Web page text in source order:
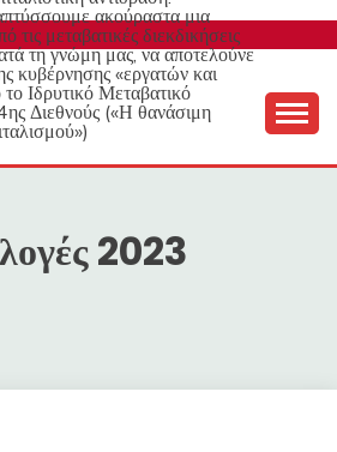
ακούραστα μια
μεταβατικές διεκδικήσεις
τη γνώμη μας, να αποτελούνε
κυβέρνησης «εργατών και
Ιδρυτικό Μεταβατικό
Διεθνούς («Η θανάσιμη
2023